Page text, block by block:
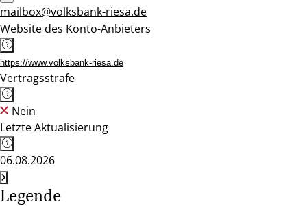
mailbox@volksbank-riesa.de
Website des Konto-Anbieters
https://www.volksbank-riesa.de
Vertragsstrafe
Nein
Letzte Aktualisierung
06.08.2026
Legende